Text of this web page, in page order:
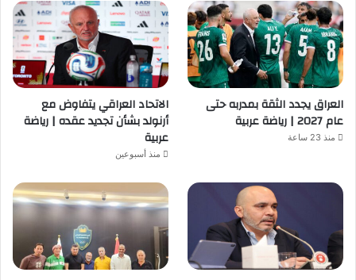
العراق يجدد الثقة بمدربه حتى
عام 2027 | رياضة عربية
منذ 23 ساعة
الاتحاد العراقي يتفاوض مع
أرنولد بشأن تجديد عقده | رياضة
عربية
منذ أسبوعين